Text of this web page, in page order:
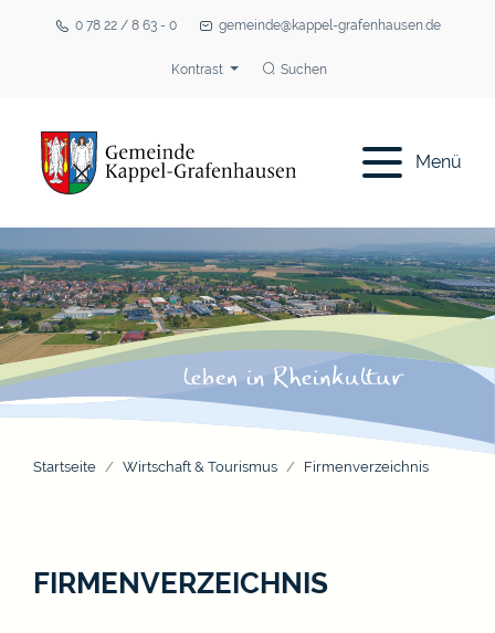
0 78 22 / 8 63 - 0 gemeinde@kappel-grafenhausen.de
Kontrast Suchen
Menü
Startseite Wirtschaft & Tourismus Firmenverzeichnis
FIRMENVERZEICHNIS